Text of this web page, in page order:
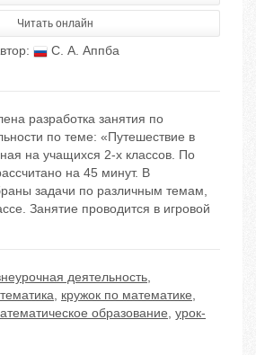
Читать онлайн
С. А. Аппба
разработка занятия по
по теме: «Путешествие в
на учащихся 2-х классов. По
на 45 минут. В
задачи по различным темам,
Занятие проводится в игровой
деятельность,
, кружок по математике,
образование, урок-